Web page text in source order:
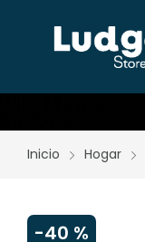
Inicio Hogar
-40 %